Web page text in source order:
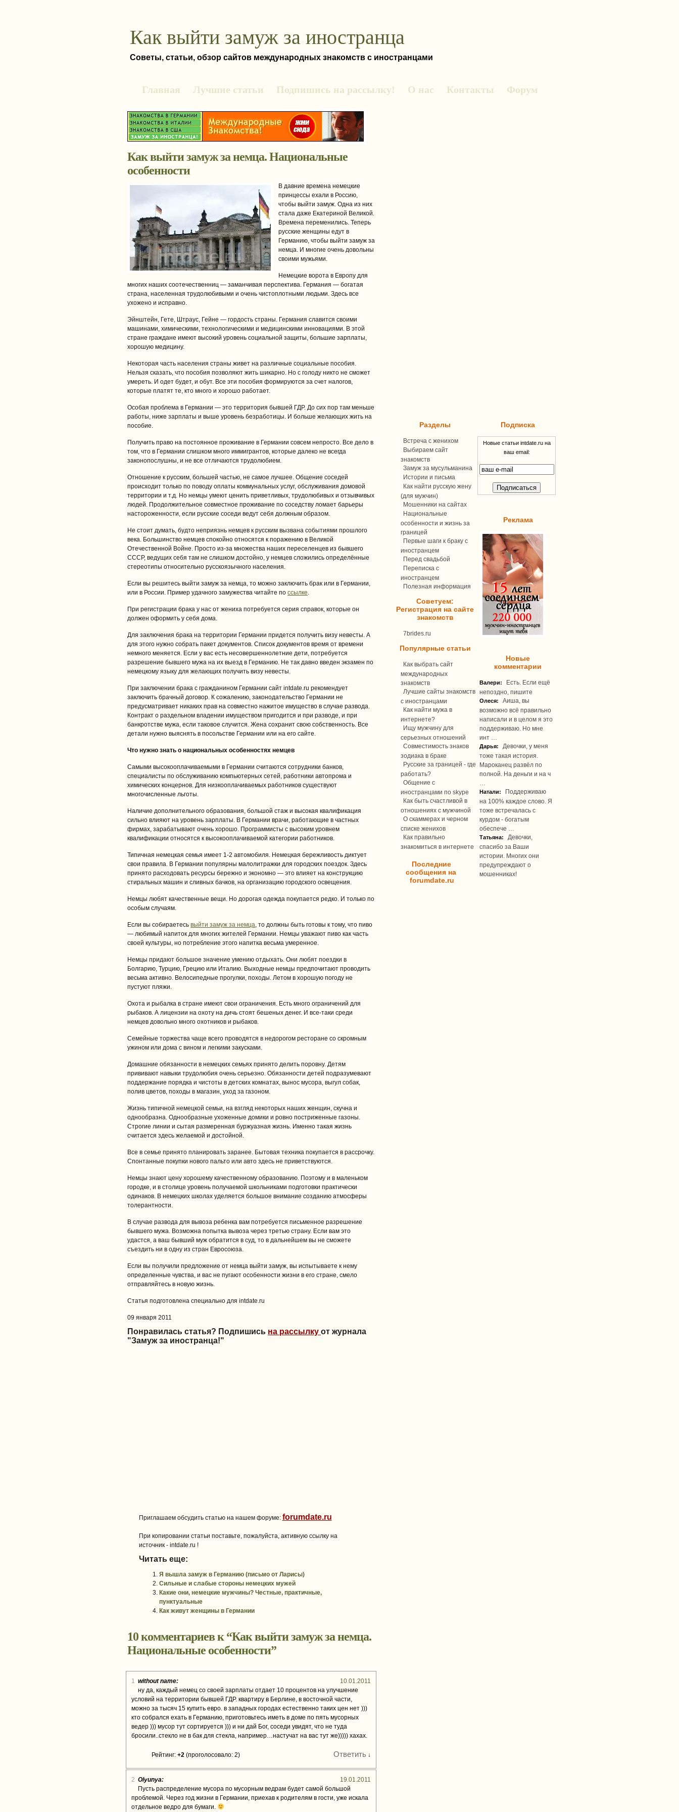
Как выйти замуж за иностранца
Советы, статьи, обзор сайтов международных знакомств с иностранцами
Главная Лучшие статьи Подпишись на рассылку! О нас Контакты Форум
Как выйти замуж за немца. Национальные
особенности
В давние времена немецкие
принцессы ехали в Россию,
чтобы выйти замуж. Одна из них
стала даже Екатериной Великой.
Времена переменились. Теперь
русские женщины едут в
Германию, чтобы выйти замуж за
немца. И многие очень довольны
своими мужьями.
Немецкие ворота в Европу для
многих наших соотечественниц — заманчивая перспектива. Германия — богатая
страна, населенная трудолюбивыми и очень чистоплотными людьми. Здесь все
ухожено и исправно.
Эйнштейн, Гете, Штраус, Гейне — гордость страны. Германия славится своими
машинами, химическими, технологическими и медицинскими инновациями. В этой
стране граждане имеют высокий уровень социальной защиты, большие зарплаты,
хорошую медицину.
Некоторая часть населения страны живет на различные социальные пособия.
Нельзя сказать, что пособия позволяют жить шикарно. Но с голоду никто не сможет
умереть. И одет будет, и обут. Все эти пособия формируются за счет налогов,
которые платят те, кто много и хорошо работает.
Особая проблема в Германии — это территория бывшей ГДР. До сих пор там меньше
работы, ниже зарплаты и выше уровень безработицы. И больше желающих жить на
пособие.
Получить право на постоянное проживание в Германии совсем непросто. Все дело в
том, что в Германии слишком много иммигрантов, которые далеко не всегда
законопослушны, и не все отличаются трудолюбием.
Отношение к русским, большей частью, не самое лучшее. Общение соседей
происходит только по поводу оплаты коммунальных услуг, обслуживания домовой
территории и т.д. Но немцы умеют ценить приветливых, трудолюбивых и отзывчивых
людей. Продолжительное совместное проживание по соседству ломает барьеры
настороженности, если русские соседи ведут себя должным образом.
Не стоит думать, будто неприязнь немцев к русским вызвана событиями прошлого
века. Большинство немцев спокойно относятся к поражению в Великой
Отечественной Войне. Просто из-за множества наших переселенцев из бывшего
СССР, ведущих себя там не слишком достойно, у немцев сложились определённые
стереотипы относительно русскоязычного населения.
Если вы решитесь выйти замуж за немца, то можно заключить брак или в Германии,
или в России. Пример удачного замужества читайте по ссылке.
При регистрации брака у нас от жениха потребуется серия справок, которые он
должен оформить у себя дома.
Для заключения брака на территории Германии придется получить визу невесты. А
для этого нужно собрать пакет документов. Список документов время от времени
немного меняется. Если у вас есть несовершеннолетние дети, потребуется
разрешение бывшего мужа на их выезд в Германию. Не так давно введен экзамен по
немецкому языку для желающих получить визу невесты.
При заключении брака с гражданином Германии сайт intdate.ru рекомендует
заключить брачный договор. К сожалению, законодательство Германии не
предусматривает никаких прав на совместно нажитое имущество в случае развода.
Контракт о раздельном владении имуществом пригодится и при разводе, и при
банкротстве мужа, если таковое случится. Жена сохранит свою собственность. Все
детали нужно выяснять в посольстве Германии или на его сайте.
Что нужно знать о национальных особенностях немцев
Самыми высокооплачиваемыми в Германии считаются сотрудники банков,
специалисты по обслуживанию компьютерных сетей, работники автопрома и
химических концернов. Для низкооплачиваемых работников существуют
многочисленные льготы.
Наличие дополнительного образования, большой стаж и высокая квалификация
сильно влияют на уровень зарплаты. В Германии врачи, работающие в частных
фирмах, зарабатывают очень хорошо. Программисты с высоким уровнем
квалификации относятся к высокооплачиваемой категории работников.
Типичная немецкая семья имеет 1-2 автомобиля. Немецкая бережливость диктует
свои правила. В Германии популярны малолитражки для городских поездок. Здесь
принято расходовать ресурсы бережно и экономно — это влияет на конструкцию
стиральных машин и сливных бачков, на организацию городского освещения.
Немцы любят качественные вещи. Но дорогая одежда покупается редко. И только по
особым случаям.
Если вы собираетесь выйти замуж за немца, то должны быть готовы к тому, что пиво
— любимый напиток для многих жителей Германии. Немцы уважают пиво как часть
своей культуры, но потребление этого напитка весьма умеренное.
Немцы придают большое значение умению отдыхать. Они любят поездки в
Болгарию, Турцию, Грецию или Италию. Выходные немцы предпочитают проводить
весьма активно. Велосипедные прогулки, походы. Летом в хорошую погоду не
пустуют пляжи.
Охота и рыбалка в стране имеют свои ограничения. Есть много ограничений для
рыбаков. А лицензии на охоту на дичь стоят бешеных денег. И все-таки среди
немцев довольно много охотников и рыбаков.
Семейные торжества чаще всего проводятся в недорогом ресторане со скромным
ужином или дома с вином и легкими закусками.
Домашние обязанности в немецких семьях принято делить поровну. Детям
прививают навыки трудолюбия очень серьезно. Обязанности детей подразумевают
поддержание порядка и чистоты в детских комнатах, вынос мусора, выгул собак,
полив цветов, походы в магазин, уход за газоном.
Жизнь типичной немецкой семьи, на взгляд некоторых наших женщин, скучна и
однообразна. Однообразные ухоженные домики и ровно постриженные газоны.
Строгие линии и сытая размеренная буржуазная жизнь. Именно такая жизнь
считается здесь желаемой и достойной.
Все в семье принято планировать заранее. Бытовая техника покупается в рассрочку.
Спонтанные покупки нового пальто или авто здесь не приветствуются.
Немцы знают цену хорошему качественному образованию. Поэтому и в маленьком
городке, и в столице уровень получаемой школьниками подготовки практически
одинаков. В немецких школах уделяется большое внимание созданию атмосферы
толерантности.
В случае развода для вывоза ребенка вам потребуется письменное разрешение
бывшего мужа. Возможна попытка вывоза через третью страну. Если вам это
удастся, а ваш бывший муж обратится в суд, то в дальнейшем вы не сможете
съездить ни в одну из стран Евросоюза.
Если вы получили предложение от немца выйти замуж, вы испытываете к нему
определенные чувства, и вас не пугают особенности жизни в его стране, смело
отправляйтесь в новую жизнь.
Статья подготовлена специально для intdate.ru
09 января 2011
Понравилась статья? Подпишись на рассылку от журнала
"Замуж за иностранца!"
Приглашаем обсудить статью на нашем форуме: forumdate.ru
При копировании статьи поставьте, пожалуйста, активную ссылку на
источник - intdate.ru !
Читать еще:
Я вышла замуж в Германию (письмо от Ларисы)
Сильные и слабые стороны немецких мужей
Какие они, немецкие мужчины? Честные, практичные,
пунктуальные
Как живут женщины в Германии
10 комментариев к “Как выйти замуж за немца.
Национальные особенности”
1 without name:
10.01.2011
ну да, каждый немец со своей зарплаты отдает 10 процентов на улучшение
условий на территории бывшей ГДР. квартиру в Берлине, в восточной части,
можно за тысяч 15 купить евро. в западных городах естественно таких цен нет )))
кто собрался ехать в Германию, приготовьтесь иметь в доме по пять мусорных
ведер ))) мусор тут сортируется ))) и ни дай Бог, соседи увидят, что не туда
бросили..стекло не в бак для стекла, например…настучат на вас тут же))))) хахах.
Рейтинг: +2 (проголосовало: 2) Ответить ↓
2 Olyunya:
19.01.2011
Пусть распределение мусора по мусорным ведрам будет самой большой
проблемой. Через год жизни в Германии, приехав к родителям в гости, уже искала
отдельное ведро для бумаги.
Разделы
Встреча с женихом
Выбираем сайт
знакомств
Замуж за мусульманина
Истории и письма
Как найти русскую жену
(для мужчин)
Мошенники на сайтах
Национальные
особенности и жизнь за
границей
Первые шаги к браку с
иностранцем
Перед свадьбой
Переписка c
иностранцем
Полезная информация
Советуем:
Регистрация на сайте
знакомств
7brides.ru
Популярные статьи
Как выбрать сайт
международных
знакомств
Лучшие сайты знакомств
с иностранцами
Как найти мужа в
интернете?
Ищу мужчину для
серьезных отношений
Совместимость знаков
зодиака в браке
Русские за границей - где
работать?
Общение с
иностранцами по skype
Как быть счастливой в
отношениях с мужчиной
О скаммерах и черном
списке женихов
Как правильно
знакомиться в интернете
Последние
сообщения на
forumdate.ru
Подписка
Новые статьи intdate.ru на
ваш email:
Реклама
Новые
комментарии
Валери: Есть. Если ещё
непоздно, пишите
Олеся:
Аиша, вы
возможно всё правильно
написали и в целом я это
поддерживаю. Но мне
инт …
Дарья:
Девочки, у меня
тоже такая история.
Мароканец развёл по
полной. На деньги и на ч
Натали:
Поддерживаю
на 100% каждое слово. Я
тоже встречалась с
курдом - богатым
обеспече …
Татьяна:
Девочки,
спасибо за Ваши
истории. Многих они
предупреждают о
мошенниках!